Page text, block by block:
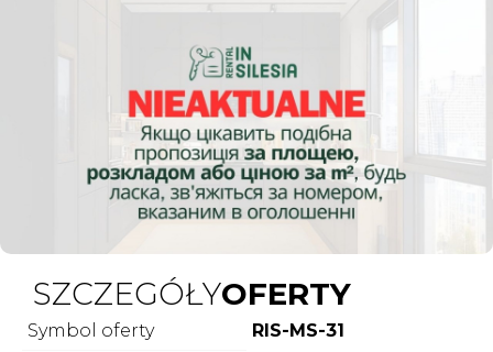
SZCZEGÓŁYOFERTY
Symbol oferty
RIS-MS-31